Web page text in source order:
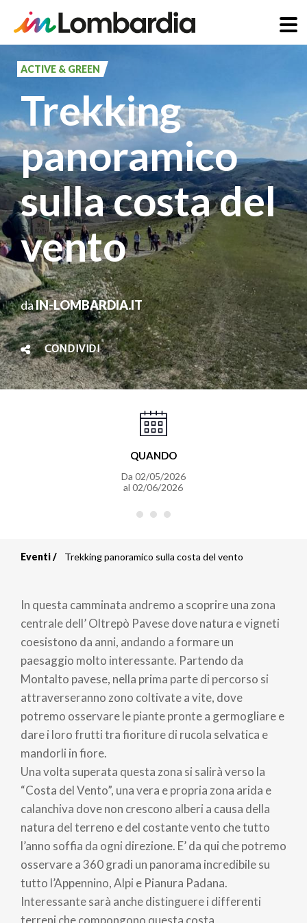
principale
ACTIVE & GREEN
Trekking
panoramico
sulla costa del
vento
daIN-LOMBARDIA.IT
CONDIVIDI
QUANDO
Da 02/05/2026
al 02/06/2026
Briciole
di
pane
Eventi Trekking panoramico sulla costa del vento
In questa camminata andremo a scoprire una zona
centrale dell’ Oltrepò Pavese dove natura e vigneti
coesistono da anni, andando a formare un
paesaggio molto interessante. Partendo da
Montalto pavese, nella prima parte di percorso si
attraverseranno zono coltivate a vite, dove
potremo osservare le piante pronte a germogliare e
dare i loro frutti tra fioriture di rucola selvatica e
mandorli in fiore.
Una volta superata questa zona si salirà verso la
“Costa del Vento”, una vera e propria zona arida e
calanchiva dove non crescono alberi a causa della
natura del terreno e del costante vento che tutto
l’anno soffia da ogni direzione. E’ da qui che potremo
osservare a 360 gradi un panorama incredibile su
tutto l’Appennino, Alpi e Pianura Padana.
Interessante sarà anche distinguere i differenti
terreni che compongono questa costa